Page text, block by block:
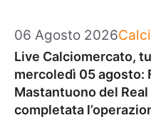
06 Agosto 2026
Live Calciomercato,
mercoledì 05 agosto:
Mastantuono del Real
completata